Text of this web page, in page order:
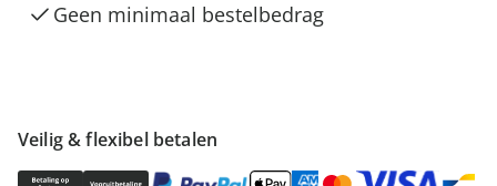
Veilig & flexibel betalen
Geen minimaal bestelbedrag